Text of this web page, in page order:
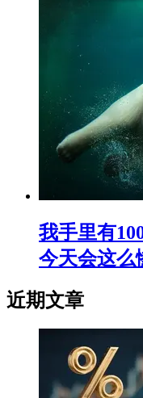
我手里有
今天会这么
近期文章